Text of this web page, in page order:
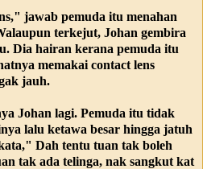
jawab pemuda itu menahan
terkejut, Johan gembira
Dia hairan kerana pemuda itu
memakai contact lens
jauh.
Johan lagi. Pemuda itu tidak
lalu ketawa besar hingga jatuh
Dah tentu tuan tak boleh
tak ada telinga, nak sangkut kat